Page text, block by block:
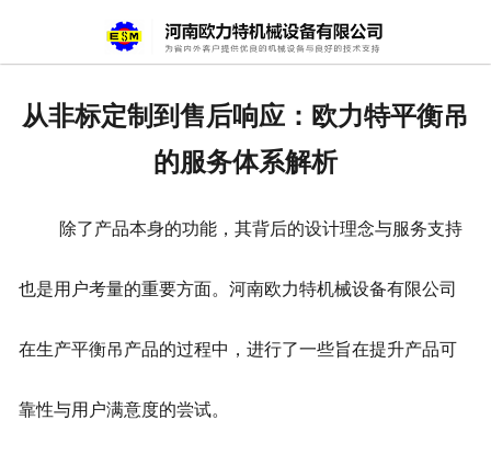
网站首页
资质荣誉
从非标定制到售后响应：欧力特平衡吊
的服务体系解析
除了产品本身的功能，其背后的设计理念与服务支持
也是用户考量的重要方面。河南欧力特机械设备有限公司
在生产平衡吊产品的过程中，进行了一些旨在提升产品可
靠性与用户满意度的尝试。